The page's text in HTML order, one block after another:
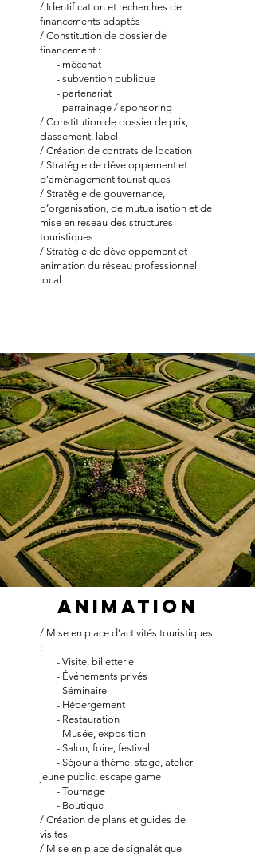
/ Identification et recherches de
financements adaptés
/ Constitution de dossier de
financement :
- mécénat
- subvention publique
- partenariat
- parrainage / sponsoring
/ Constitution de dossier de prix,
classement, label
/ Création de contrats de location
/ Stratégie de développement et
d’aménagement touristiques
/ Stratégie de gouvernance,
d’organisation, de mutualisation et de
mise en réseau des structures
touristiques
/ Stratégie de développement et
animation du réseau professionnel
local
Animation
/ Mise en place d’activités touristiques
:
- Visite, billetterie
- Événements privés
- Séminaire
- Hébergement
- Restauration
- Musée, exposition
- Salon, foire, festival
- Séjour à thème, stage, atelier
jeune public, escape game
- Tournage
- Boutique
/ Création de plans et guides de
visites
/ Mise en place de signalétique